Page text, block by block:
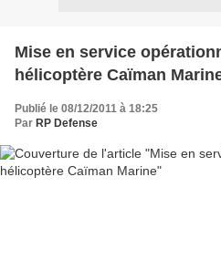
Mise en service
hélicoptère Caïman
Publié le 08/12/2011 à 18:25
Par RP Defense